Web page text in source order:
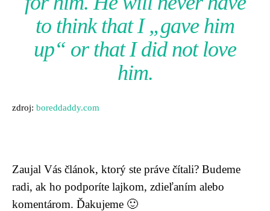
to think that I „gave him
up“ or that I did not love
him.
zdroj: boreddaddy.com
Zaujal Vás článok, ktorý ste práve čítali? Budeme
radi, ak ho podporíte lajkom, zdieľaním alebo
komentárom. Ďakujeme 🙂